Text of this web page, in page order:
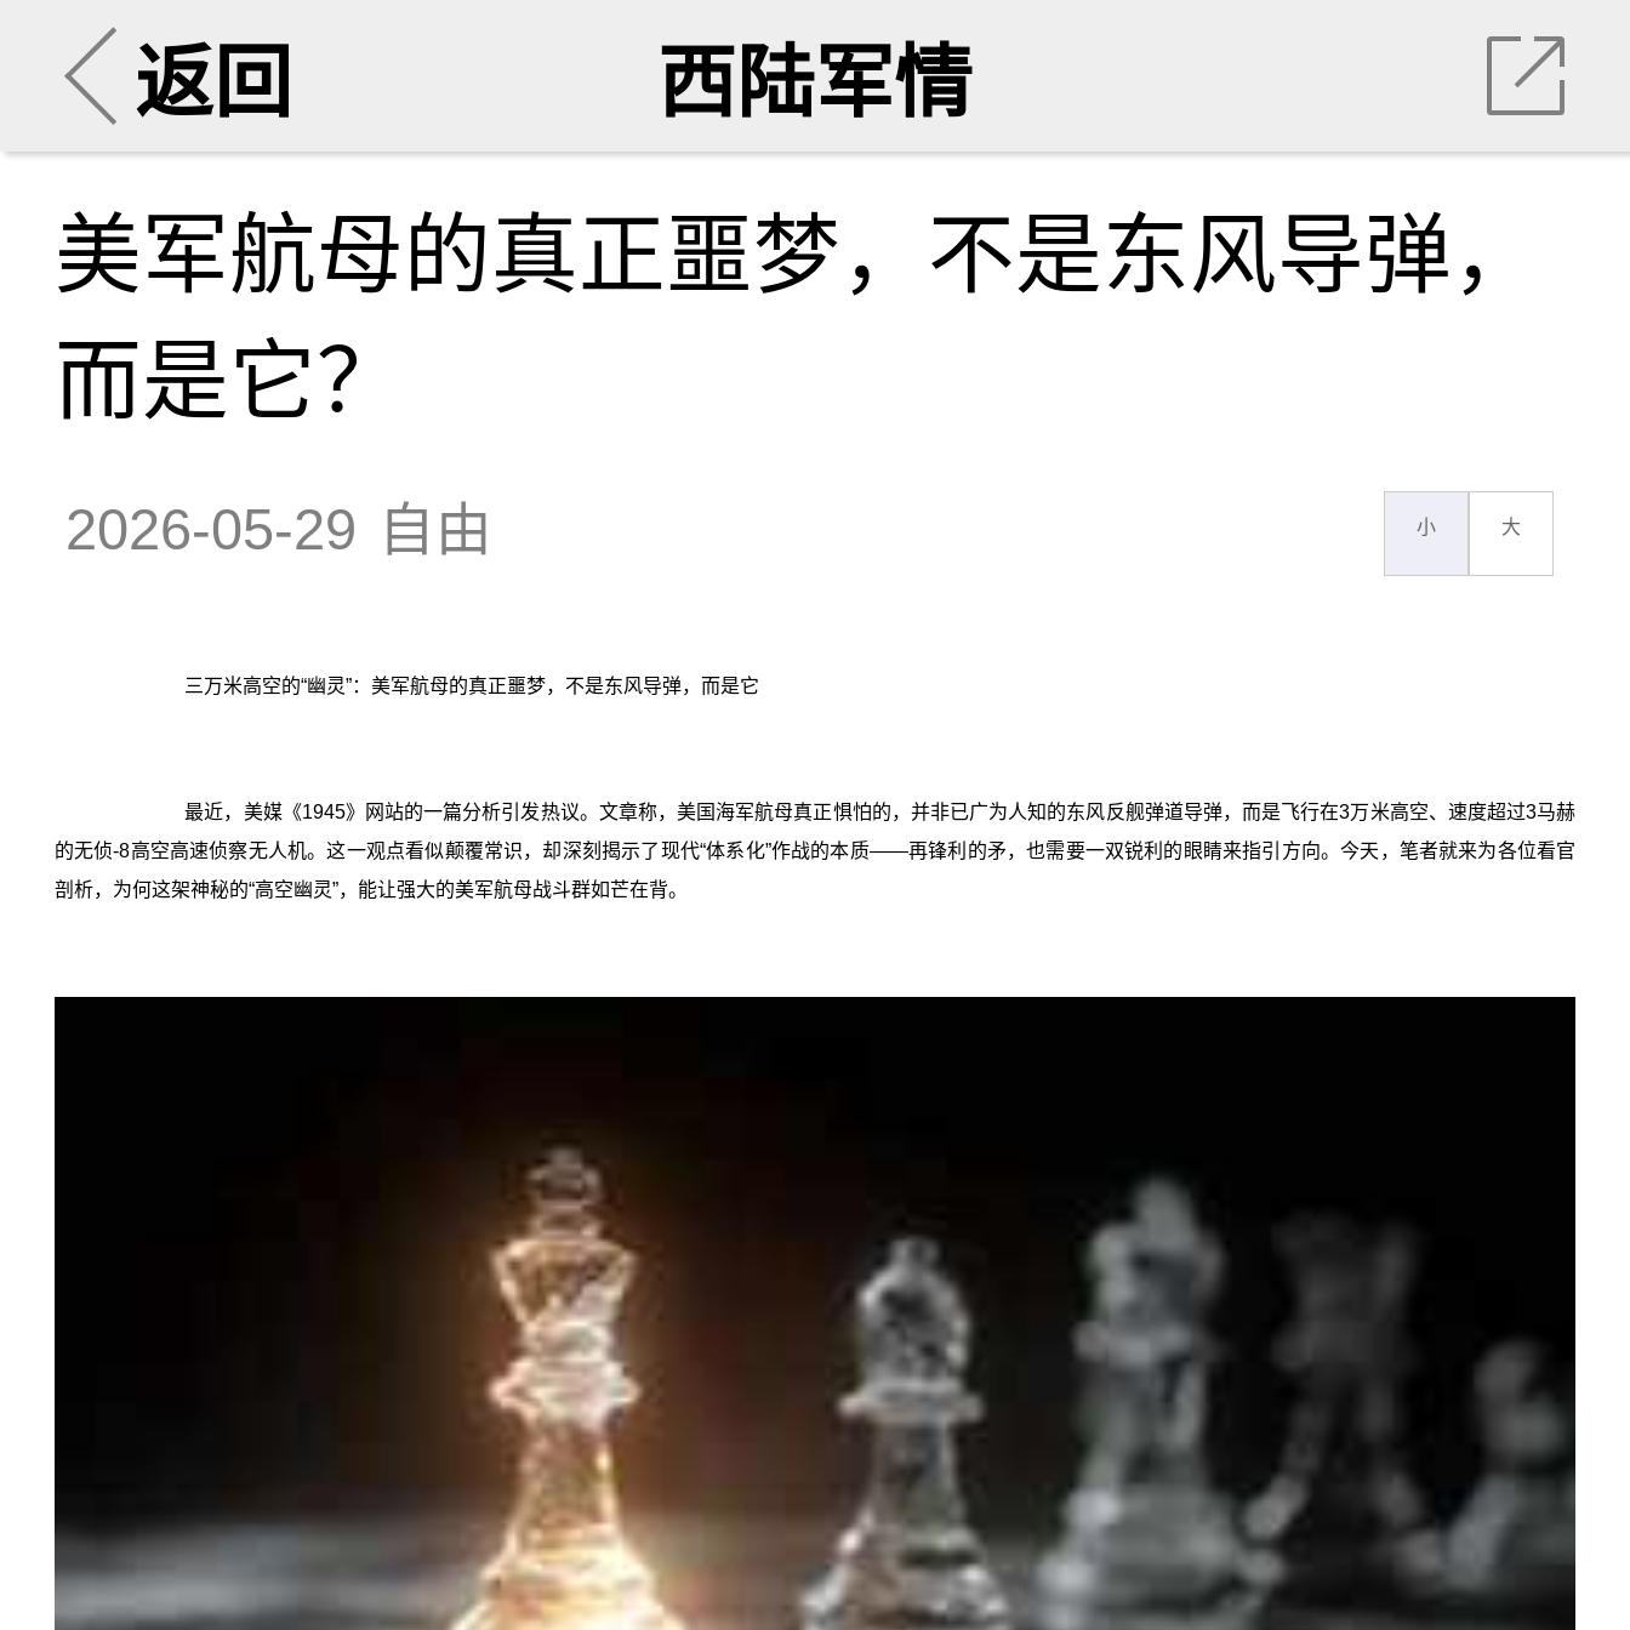
返回 西陆军情
美军航母的真正噩梦，不是东风导弹，
而是它？
2026-05-29 自由 小 大
三万米高空的“幽灵”：美军航母的真正噩梦，不是东风导弹，而是它
最近，美媒《1945》网站的一篇分析引发热议。文章称，美国海军航母真正惧怕的，并非已广为人知的东风反舰弹道导弹，而是飞行在3万米高空、速度超过3马赫
的无侦-8高空高速侦察无人机。这一观点看似颠覆常识，却深刻揭示了现代“体系化”作战的本质——再锋利的矛，也需要一双锐利的眼睛来指引方向。今天，笔者就来为各位看官
剖析，为何这架神秘的“高空幽灵”，能让强大的美军航母战斗群如芒在背。